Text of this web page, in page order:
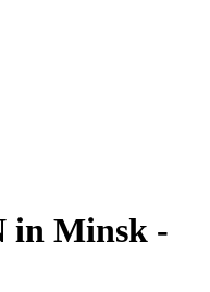
in Minsk -